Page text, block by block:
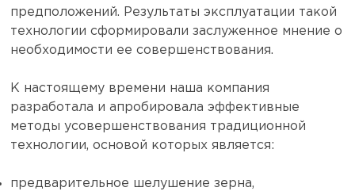
предположений. Результаты эксплуатации такой
технологии сформировали заслуженное мнение о
необходимости ее совершенствования.
К настоящему времени наша компания
разработала и апробировала эффективные
методы усовершенствования традиционной
технологии, основой которых является:
предварительное шелушение зерна,